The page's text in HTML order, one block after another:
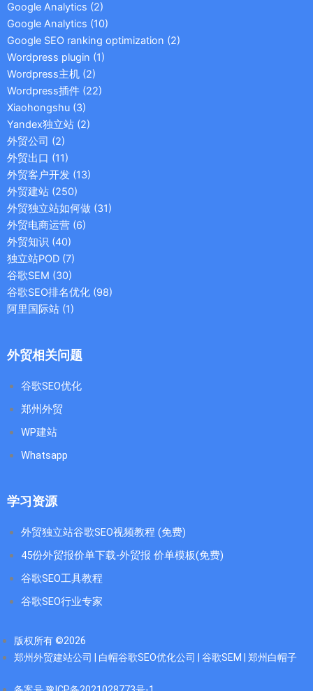
Google Analytics (2)
Google Analytics (10)
Google SEO ranking optimization (2)
Wordpress plugin (1)
Wordpress主机 (2)
Wordpress插件 (22)
Xiaohongshu (3)
Yandex独立站 (2)
外贸公司 (2)
外贸出口 (11)
外贸客户开发 (13)
外贸建站 (250)
外贸独立站如何做 (31)
外贸电商运营 (6)
外贸知识 (40)
独立站POD (7)
谷歌SEM (30)
谷歌SEO排名优化 (98)
阿里国际站 (1)
外贸相关问题
谷歌SEO优化
郑州外贸
WP建站
Whatsapp
学习资源
外贸独立站谷歌SEO视频教程 (免费)
45份外贸报价单下载-外贸报 价单模板(免费)
谷歌SEO工具教程
谷歌SEO行业专家
版权所有 ©2026
郑州外贸建站公司 | 白帽谷歌SEO优化公司 | 谷歌SEM | 郑州白帽子